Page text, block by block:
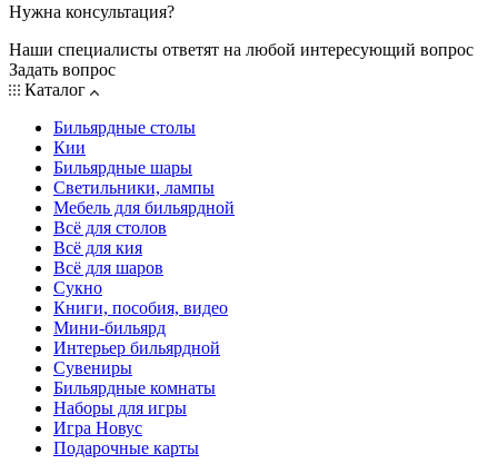
Нужна консультация?
Наши специалисты ответят на любой интересующий вопрос
Задать вопрос
Каталог
Бильярдные столы
Кии
Бильярдные шары
Светильники, лампы
Мебель для бильярдной
Всё для столов
Всё для кия
Всё для шаров
Сукно
Книги, пособия, видео
Мини-бильярд
Интерьер бильярдной
Сувениры
Бильярдные комнаты
Наборы для игры
Игра Новус
Подарочные карты